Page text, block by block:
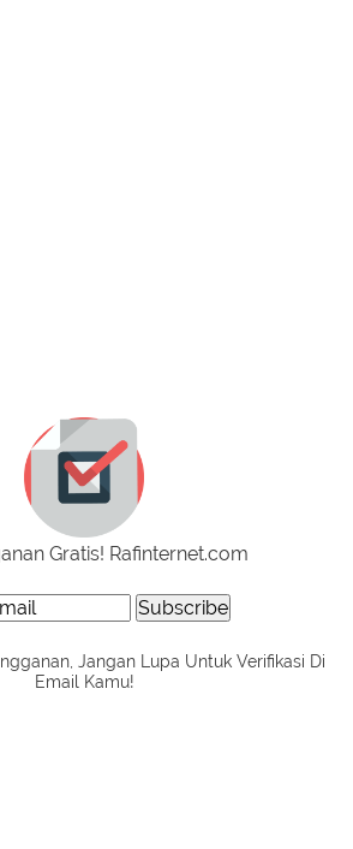
Gratis! Rafinternet.com
Jangan Lupa Untuk Verifikasi Di
Email Kamu!